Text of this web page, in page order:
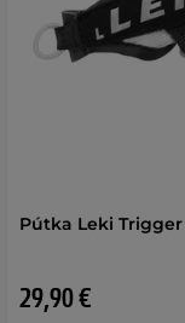
Pútka Leki
29,90 €